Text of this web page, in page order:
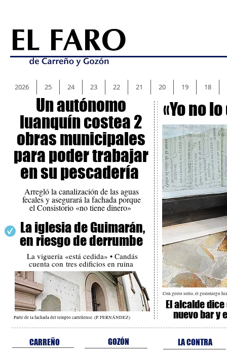
Un autónomo
luanquín costea 2
obras municipales
para poder trabajar
en su pescadería
Arregló la canalización de las aguas
fecales y asegurará la fachada porque
el Consistorio «no tiene dinero»
La iglesia de Guimarán,
en riesgo de derrumbe
La viguería «está cedida» • Candás
cuenta con tres edificios en ruina
Parte de la fachada del templo carreñense. (P. FERNÁNDEZ)
«Yo no
Con gesto serio, el gozoniego
El alcalde
nuevo bar y
CARREÑO GOZÓN LA CONTRA
2026 25 24 23 22 21 20 19 18